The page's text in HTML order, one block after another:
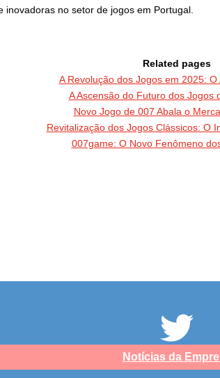
no setor de jogos em Portugal.
Related pages
A Revolução dos Jogos em 2025:
A Ascensão do Futuro dos Jogos
Novo Jogo de 007 Abala o
Revitalização dos Jogos Clássicos: O
007game: O Novo Fenômeno
Notícias da